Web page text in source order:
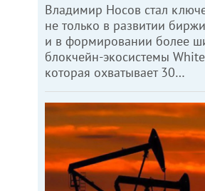
Владимир Носов стал
не только в развитии
и в формировании более
блокчейн-экосистемы
которая охватывает 30…